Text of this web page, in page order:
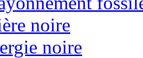
noire
noire